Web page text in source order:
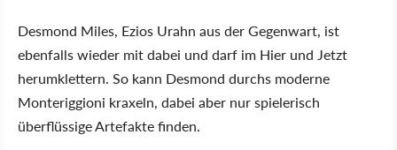
Desmond Miles, Ezios Urahn aus der Gegenwart, ist
ebenfalls wieder mit dabei und darf im Hier und Jetzt
herumklettern. So kann Desmond durchs moderne
Monteriggioni kraxeln, dabei aber nur spielerisch
überflüssige Artefakte finden.